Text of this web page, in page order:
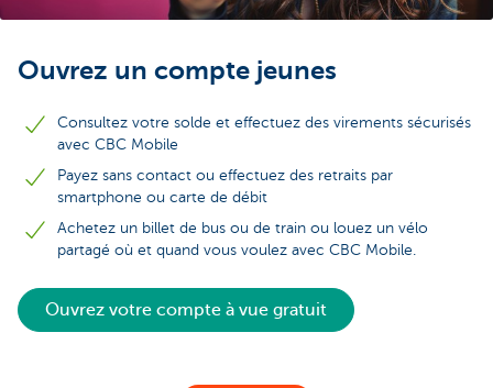
Ouvrez un compte jeunes
Consultez votre solde et effectuez des virements sécurisés
avec CBC Mobile
Payez sans contact ou effectuez des retraits par
smartphone ou carte de débit
Achetez un billet de bus ou de train ou louez un vélo
partagé où et quand vous voulez avec CBC Mobile.
Ouvrez votre compte à vue gratuit